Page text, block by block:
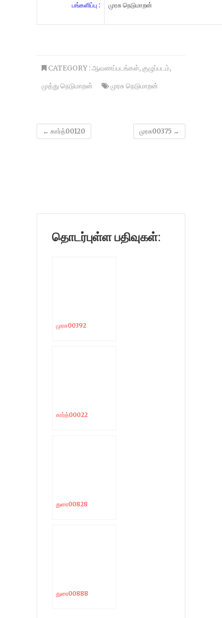
பங்களிப்பு : முரசு நெடுமாறன்
CATEGORY :ஆவணப்படங்கள்,குழுப்படம்,
முத்து நெடுமாறன்
முரசு நெடுமாறன்
← கார்த்00120 முரசு00375 →
தொடர்புள்ள பதிவுகள்:
முரசு00392
கார்த்00022
துரை00828
துரை00888